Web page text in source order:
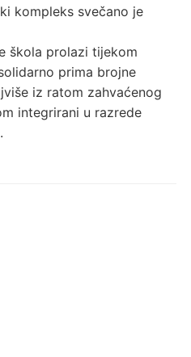
kompleks svečano je
škola prolazi tijekom
prima brojne
iz ratom zahvaćenog
integrirani u razrede